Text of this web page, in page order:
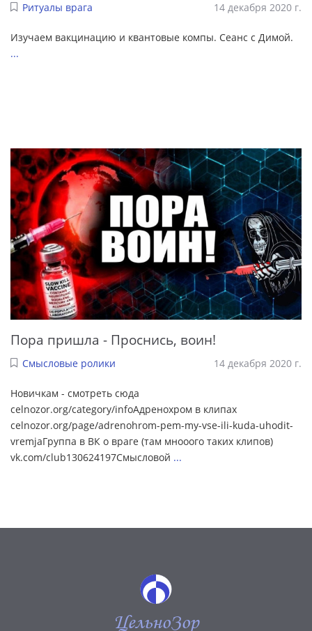
Ритуалы врага 14 декабря 2020 г.
Изучаем вакцинацию и квантовые компы. Сеанс с Димой.
...
Пора пришла - Проснись, воин!
Смысловые ролики 14 декабря 2020 г.
Новичкам - смотреть сюда
celnozor.org/category/infoАдренохром в клипах
celnozor.org/page/adrenohrom-pem-my-vse-ili-kuda-uhodit-
vremjaГруппа в ВК о враге (там мнооого таких клипов)
vk.com/club130624197Смысловой ...
ЦельноЗор